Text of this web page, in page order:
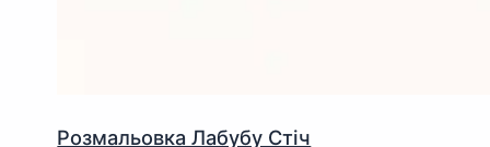
Розмальовка Лабубу Стіч